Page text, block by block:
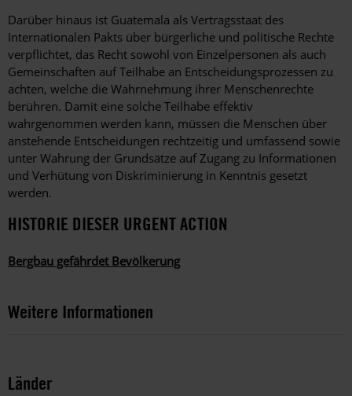
Darüber hinaus ist Guatemala als Vertragsstaat des
Internationalen Pakts über bürgerliche und politische Rechte
verpflichtet, das Recht sowohl von Einzelpersonen als auch
Gemeinschaften auf Teilhabe an Entscheidungsprozessen zu
achten, welche die Wahrnehmung ihrer Menschenrechte
berühren. Damit eine solche Teilhabe effektiv
wahrgenommen werden kann, müssen die Menschen über
anstehende Entscheidungen rechtzeitig und umfassend sowie
unter Wahrung der Grundsätze auf Zugang zu Informationen
und Verhütung von Diskriminierung in Kenntnis gesetzt
werden.
HISTORIE DIESER URGENT ACTION
Bergbau gefährdet Bevölkerung
Weitere Informationen
Länder